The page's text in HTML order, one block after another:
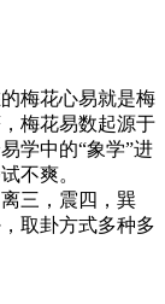
梅花心易就是梅
梅花易数起源于
学中的“象学”进
不爽。
三，震四，巽
取卦方式多种多